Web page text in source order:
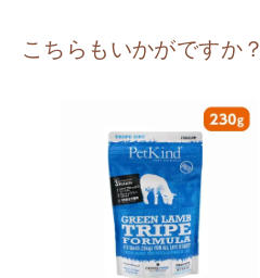
こちらもいかがですか？